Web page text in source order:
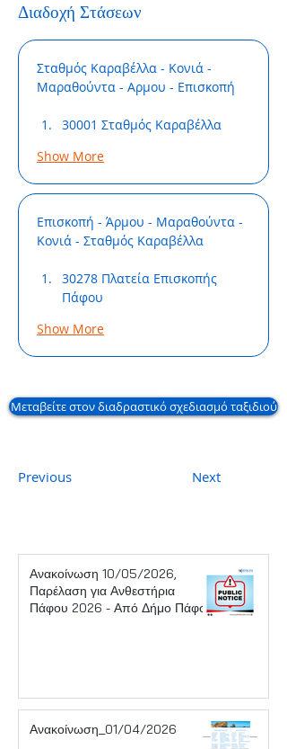
Διαδοχή Στάσεων
Σταθμός Καραβέλλα - Κονιά -
Μαραθούντα - Αρμου - Επισκοπή
30001 Σταθμός Καραβέλλα
Show More
Επισκοπή - Άρμου - Μαραθούντα -
Κονιά - Σταθμός Καραβέλλα
30278 Πλατεία Επισκοπής
Πάφου
Show More
Μεταβείτε στον διαδραστικό σχεδιασμό ταξιδιού
Previous Next
Ανακοίνωση 10/05/2026,
Παρέλαση για Ανθεστήρια
Πάφου 2026 - Από Δήμο Πάφου
Ανακοίνωση_01/04/2026